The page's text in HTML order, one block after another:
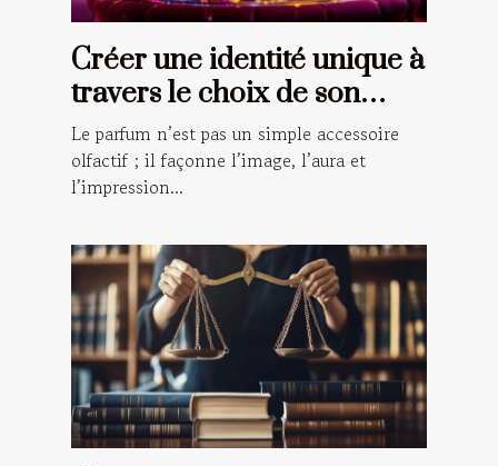
Créer une identité unique à
travers le choix de son
parfum
Le parfum n’est pas un simple accessoire
olfactif ; il façonne l’image, l’aura et
l’impression...